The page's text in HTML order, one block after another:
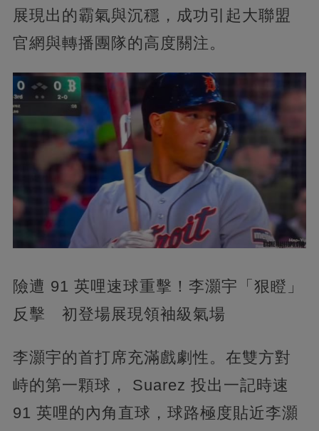
展現出的霸氣與沉穩，成功引起大聯盟
官網與轉播團隊的高度關注。
險遭 91 英哩速球重擊！李灝宇「狠瞪」
反擊 初登場展現領袖級氣場
李灝宇的首打席充滿戲劇性。在雙方對
峙的第一顆球， Suarez 投出一記時速
91 英哩的內角直球，球路極度貼近李灝